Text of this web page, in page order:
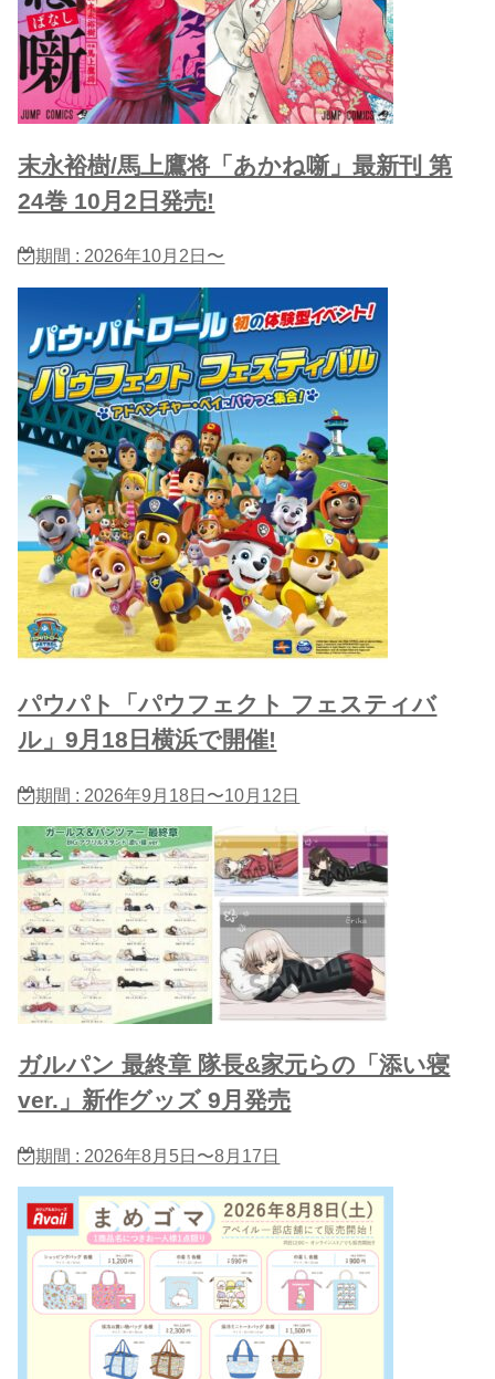
末永裕樹/馬上鷹将「あかね噺」最新刊 第
24巻 10月2日発売!
期間 : 2026年10月2日〜
パウパト「パウフェクト フェスティバ
ル」9月18日横浜で開催!
期間 : 2026年9月18日〜10月12日
ガルパン 最終章 隊長&家元らの「添い寝
ver.」新作グッズ 9月発売
期間 : 2026年8月5日〜8月17日